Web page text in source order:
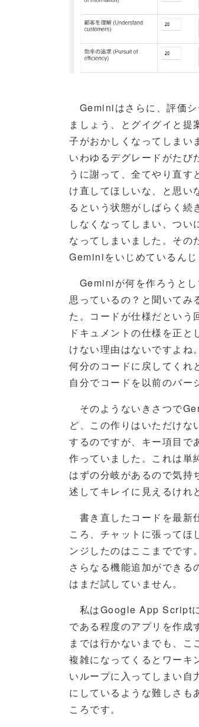
Geminiはさらに、評価シ
ましょう、とグイグイと
子がおかしくなってしまい
いわゆるデグレードがたび
うに謝って、全てやり直
け直してほしいな、と思
るという状態がしばらく
しなくなってしまい、つい
なってしまいました。その
Geminiをいじめているんじ
Geminiが何を作ろうとし
思っているの？と聞いてみ
た。コードが仕様だという
ドキュメントの仕様を正
けない理由はないですよね
何分のコードに戻してくれ
自分でコードを以前のバー
そのようないきさつで
ど、この作りはいただけ
するのですが、キー項目で
作っていました。これは単
はずの分岐があるので気持
述してキレイに見えるけれ
書き直したコードを最新
ころ、チャットに張ってほ
ンジしたのはここまでです
さらなる機能追加ができる
はまだ試していません。
私はGoogle App Script
である程度のアプリを作成
までは行かないまでも、こ
複雑になってくるとワーキ
いループに入ってしまい自
にしているような難しさ
ころです。